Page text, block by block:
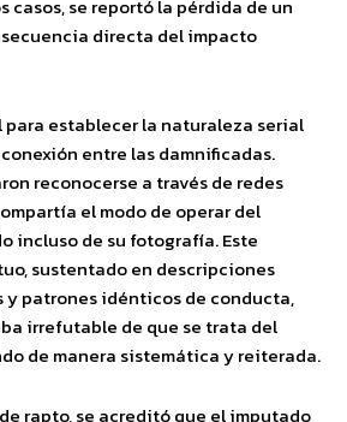
casos, se reportó la pérdida de un
directa del impacto
establecer la naturaleza serial
entre las damnificadas.
reconocerse a través de redes
el modo de operar del
incluso de su fotografía. Este
sustentado en descripciones
patrones idénticos de conducta,
irrefutable de que se trata del
de manera sistemática y reiterada.
rapto, se acreditó que el imputado